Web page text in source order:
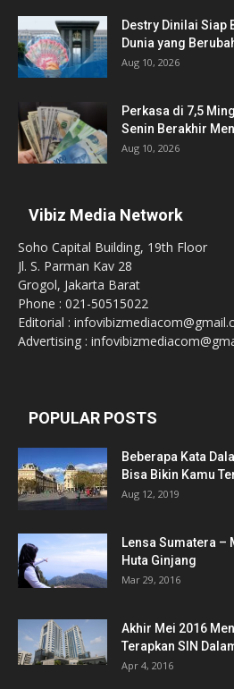
Destry Dinilai Siap
Dunia yang
Aug 10, 2026
Perkasa di 7,5
Senin Berakhir
Aug 10, 2026
Vibiz Media Network
Soho Capital Building, 19th Floor
Jl. S. Parman Kav 28
Grogol, Jakarta Barat
Phone : 021-50515022
Editorial :
Advertising :
POPULAR POSTS
Beberapa Kata
Bisa Bikin Kamu
Aug 12, 2019
Lensa Sumatera –
Huta Ginjang
Mar 29, 2016
Akhir Mei 2016
Terapkan SIN
Apr 4, 2016